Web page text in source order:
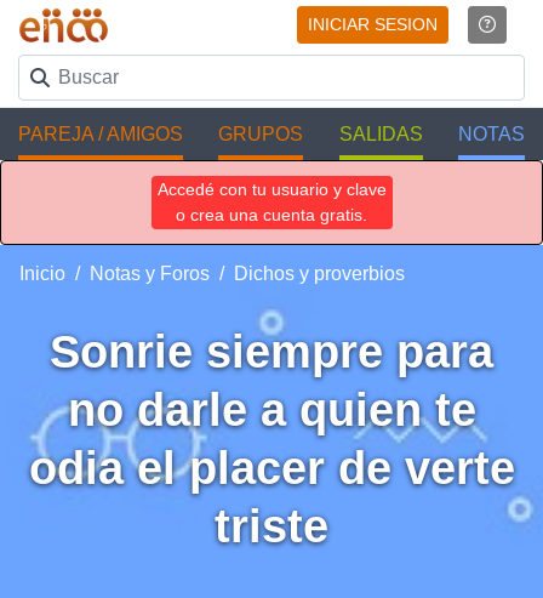
INICIAR SESION
PAREJA / AMIGOS GRUPOS SALIDAS NOTAS
Accedé con tu usuario y clave
o crea una cuenta gratis.
Inicio Notas y Foros Dichos y proverbios
Sonrie siempre para
no darle a quien te
odia el placer de verte
triste